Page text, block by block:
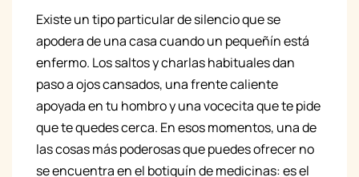
Existe un tipo particular de silencio que se
apodera de una casa cuando un pequeñín está
enfermo. Los saltos y charlas habituales dan
paso a ojos cansados, una frente caliente
apoyada en tu hombro y una vocecita que te pide
que te quedes cerca. En esos momentos, una de
las cosas más poderosas que puedes ofrecer no
se encuentra en el botiquín de medicinas: es el